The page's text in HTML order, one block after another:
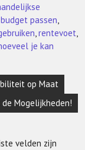
passen,
,rentevoet,
je kan
op Maat
Mogelijkheden!
velden zijn